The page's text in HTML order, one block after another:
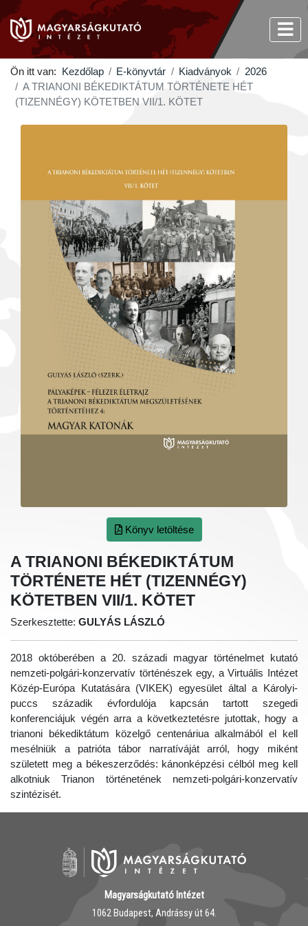
Ön itt van: Kezdőlap E-könyvtár Kiadványok
2026
A TRIANONI BÉKEDIKTÁTUM TÖRTÉNETE HÉT
(TIZENNÉGY) KÖTETBEN VII/1. KÖTET
Könyv letöltése
A TRIANONI BÉKEDIKTÁTUM
TÖRTÉNETE HÉT (TIZENNÉGY)
KÖTETBEN VII/1. KÖTET
Szerkesztette:GULYÁS LÁSZLÓ
2018 októberében a 20. századi magyar történelmet kutató
nemzeti-polgári-konzervatív történészek egy, a Virtuális Intézet
Közép-Európa Kutatására (VIKEK) egyesület által a Károlyi-
puccs századik évfordulója kapcsán tartott szegedi
konferenciájuk végén arra a következtetésre jutottak, hogy a
trianoni békediktátum közelgő centenáriua alkalmából el kell
mesélniük a patrióta tábor narratíváját arról, hogy miként
született meg a békeszerződés: kánonképzési célból meg kell
alkotniuk Trianon történetének nemzeti-polgári-konzervatív
szintézisét.
Magyarságkutató Intézet
1062 Budapest, Andrássy út 64.